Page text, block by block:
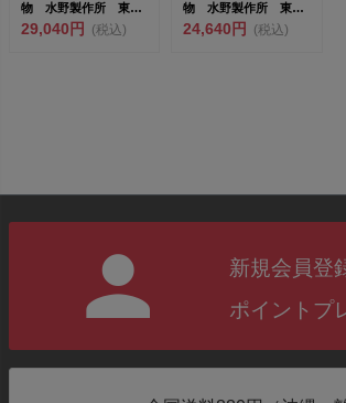
物 水野製作所 東京
一光 掴箸クロームモ
29,040円 (税込)
物 水野製作所 東京
一光 掴箸クロームモ
24,640円 (税込)
新規会員登
ポイントプ